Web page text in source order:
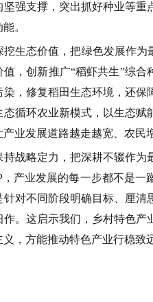
坚强支撑，突出抓好种业等
。
挖生态价值，把绿色发展作为
值，创新推广“稻虾共生”综合
，修复稻田生态环境，还保
态循环农业新模式，以生态
业发展道路越走越宽、农民
持战略定力，把深耕不辍作为
，产业发展的每一步都不是一
针对不同阶段明确目标、厘
作。这启示我们，乡村特色
，方能推动特色产业行稳致